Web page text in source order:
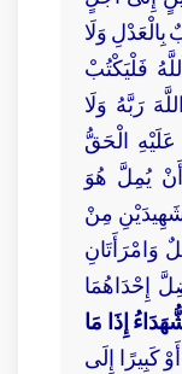
وَلَا
فَلْيَكْتُبْ
رَبَّهُ وَلَا
الْحَقُّ
يُمِلَّ هُوَ
شَهِيدَيْنِ مِنْ
وَامْرَأَتَانِ
إِحْدَاهُمَا
إِذَا مَا
كَبِيرًا إِلَى